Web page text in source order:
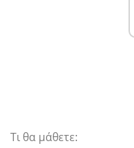
Τι θα μάθετε: